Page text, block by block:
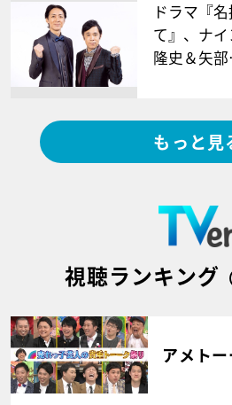
ドラマ『
て』、ナ
隆史＆矢
もっと見
視聴ランキング
アメトー